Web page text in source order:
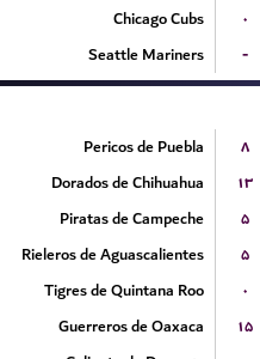
Chicago Cubs
۰
Seattle Mariners
-
Pericos de Puebla
۸
Dorados de Chihuahua
۱۳
Piratas de Campeche
۵
Rieleros de Aguascalientes
۵
Tigres de Quintana Roo
۰
Guerreros de Oaxaca
۱۵